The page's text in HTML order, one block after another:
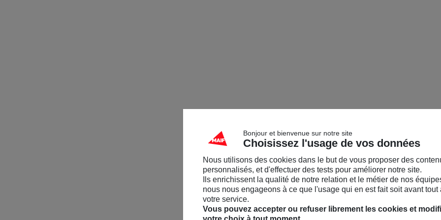
Bonjour et bienvenue sur notre site
Choisissez l'usage de vos données
Nous utilisons des cookies dans le but de vous proposer des
personnalisés, et d'effectuer des tests pour améliorer notre site.
Ils enrichissent la qualité de notre relation et le métier de nos
nous nous engageons à ce que l'usage qui en est fait soit avant tout
votre service.
Vous pouvez accepter ou refuser librement les cookies et